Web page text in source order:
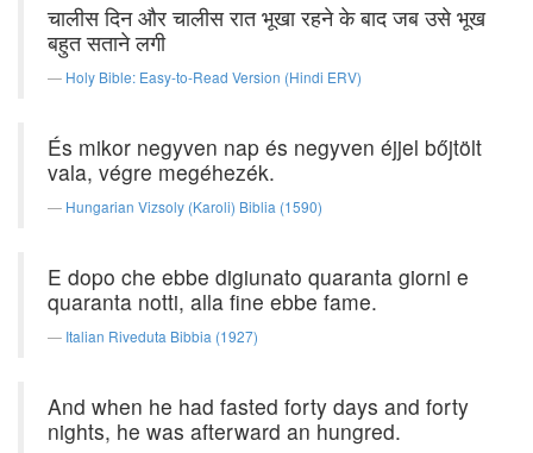
चालीस दिन और चालीस रात भूखा रहने के बाद जब उसे भूख
बहुत सताने लगी
Holy Bible: Easy-to-Read Version (Hindi ERV)
És mikor negyven nap és negyven éjjel bőjtölt
vala, végre megéhezék.
Hungarian Vizsoly (Karoli) Biblia (1590)
E dopo che ebbe digiunato quaranta giorni e
quaranta notti, alla fine ebbe fame.
Italian Riveduta Bibbia (1927)
And when he had fasted forty days and forty
nights, he was afterward an hungred.